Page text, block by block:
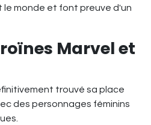
le monde et font preuve d'un
Marvel et
trouvé sa place
des personnages féminins